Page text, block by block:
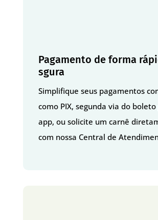
Pagamento de forma
sgura
Simplifique seus pagamentos
como PIX, segunda via do
app, ou solicite um carnê
com nossa Central de